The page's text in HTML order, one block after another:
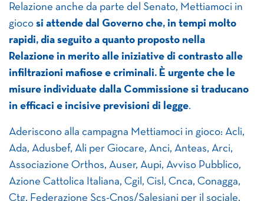
Relazione anche da parte del Senato, Mettiamoci in
gioco si attende dal Governo che, in tempi molto
rapidi, dia seguito a quanto proposto nella
Relazione in merito alle iniziative di contrasto alle
infiltrazioni mafiose e criminali. È urgente che le
misure individuate dalla Commissione si traducano
in efficaci e incisive previsioni di legge.
Aderiscono alla campagna Mettiamoci in gioco: Acli,
Ada, Adusbef, Ali per Giocare, Anci, Anteas, Arci,
Associazione Orthos, Auser, Aupi, Avviso Pubblico,
Azione Cattolica Italiana, Cgil, Cisl, Cnca, Conagga,
Ctg, Federazione Scs-Cnos/Salesiani per il sociale,